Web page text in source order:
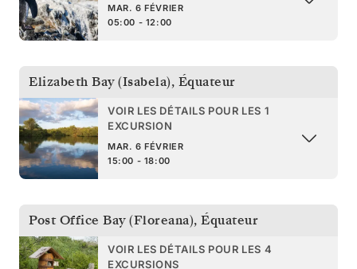
MAR. 6 FÉVRIER
05:00 - 12:00
Elizabeth Bay (Isabela), Équateur
VOIR LES DÉTAILS POUR LES 1
EXCURSION
MAR. 6 FÉVRIER
15:00 - 18:00
Post Office Bay (Floreana), Équateur
VOIR LES DÉTAILS POUR LES 4
EXCURSIONS